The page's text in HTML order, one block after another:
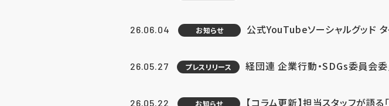
26.06.04 お知らせ 公式YouTubeソーシャルグッド
26.05.27 プレスリリース 経団連 企業行動・SDGs委員会委
26.05.22 お知らせ 【コラム更新】担当スタッフが語